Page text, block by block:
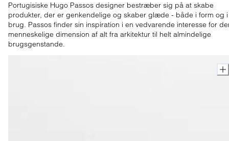
Portugisiske Hugo Passos designer bestræber sig på at skabe
produkter, der er genkendelige og skaber glæde - både i form og i
brug. Passos finder sin inspiration i en vedvarende interesse for
menneskelige dimension af alt fra arkitektur til helt almindelige
brugsgenstande.